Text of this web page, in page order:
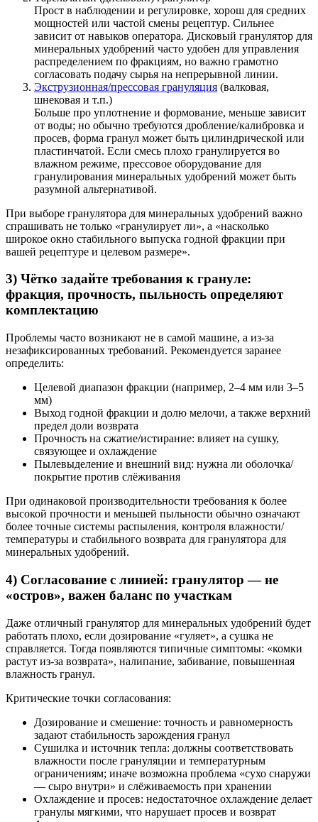
Прост в наблюдении и регулировке, хорош для средних
мощностей или частой смены рецептур. Сильнее
зависит от навыков оператора. Дисковый гранулятор для
минеральных удобрений часто удобен для управления
распределением по фракциям, но важно грамотно
согласовать подачу сырья на непрерывной линии.
Экструзионная/прессовая грануляция (валковая,
шнековая и т.п.)
Больше про уплотнение и формование, меньше зависит
от воды; но обычно требуются дробление/калибровка и
просев, форма гранул может быть цилиндрической или
пластинчатой. Если смесь плохо гранулируется во
влажном режиме, прессовое оборудование для
гранулирования минеральных удобрений может быть
разумной альтернативой.
При выборе гранулятора для минеральных удобрений важно
спрашивать не только «гранулирует ли», а «насколько
широкое окно стабильного выпуска годной фракции при
вашей рецептуре и целевом размере».
3) Чётко задайте требования к грануле:
фракция, прочность, пыльность определяют
комплектацию
Проблемы часто возникают не в самой машине, а из‑за
незафиксированных требований. Рекомендуется заранее
определить:
Целевой диапазон фракции (например, 2–4 мм или 3–5
мм)
Выход годной фракции и долю мелочи, а также верхний
предел доли возврата
Прочность на сжатие/истирание: влияет на сушку,
связующее и охлаждение
Пылевыделение и внешний вид: нужна ли оболочка/
покрытие против слёживания
При одинаковой производительности требования к более
высокой прочности и меньшей пыльности обычно означают
более точные системы распыления, контроля влажности/
температуры и стабильного возврата для гранулятора для
минеральных удобрений.
4) Согласование с линией: гранулятор — не
«остров», важен баланс по участкам
Даже отличный гранулятор для минеральных удобрений будет
работать плохо, если дозирование «гуляет», а сушка не
справляется. Тогда появляются типичные симптомы: «комки
растут из‑за возврата», налипание, забивание, повышенная
влажность гранул.
Критические точки согласования:
Дозирование и смешение: точность и равномерность
задают стабильность зарождения гранул
Сушилка и источник тепла: должны соответствовать
влажности после грануляции и температурным
ограничениям; иначе возможна проблема «сухо снаружи
— сыро внутри» и слёживаемость при хранении
Охлаждение и просев: недостаточное охлаждение делает
гранулы мягкими, что нарушает просев и возврат